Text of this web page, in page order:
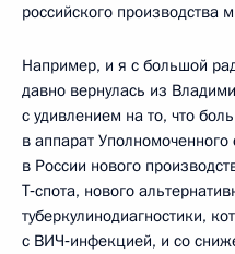
российского производства
Например, и я с большой
давно вернулась из
с удивлением на то, что
в аппарат
в России нового
Т‑спота, нового
туберкулинодиагностики,
с ВИЧ‑инфекцией, и со